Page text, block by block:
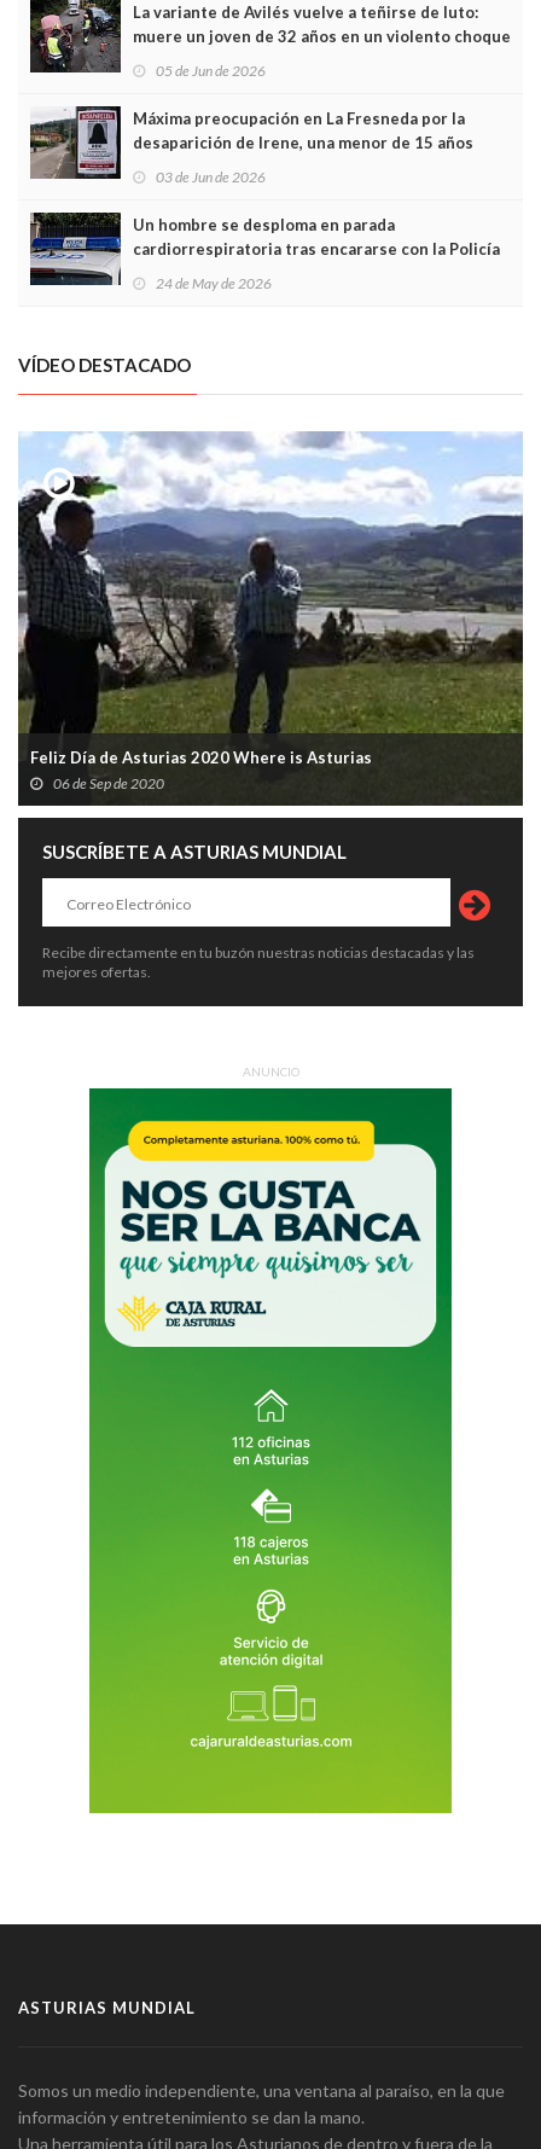
La variante de Avilés vuelve a teñirse de luto:
muere un joven de 32 años en un violento choque
frontal
05 de Jun de 2026
Máxima preocupación en La Fresneda por la
desaparición de Irene, una menor de 15 años
03 de Jun de 2026
Un hombre se desploma en parada
cardiorrespiratoria tras encararse con la Policía
Local en Luanco
24 de May de 2026
VÍDEO DESTACADO
Feliz Día de Asturias 2020 Where is Asturias
06 de Sep de 2020
SUSCRÍBETE A ASTURIAS MUNDIAL
Recibe directamente en tu buzón nuestras noticias destacadas y las
mejores ofertas.
ANUNCIO
ASTURIAS MUNDIAL
Somos un medio independiente, una ventana al paraíso, en la que
información y entretenimiento se dan la mano.
Una herramienta útil para los Asturianos de dentro y fuera de la